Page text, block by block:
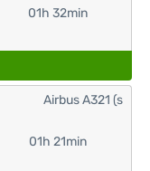
01h 32min
01h 21min
Airbus A321 (s